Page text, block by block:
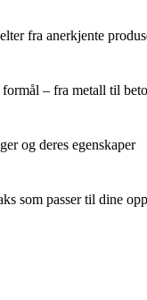
fra anerkjente
– fra metall til
og deres egenskaper
som passer til dine